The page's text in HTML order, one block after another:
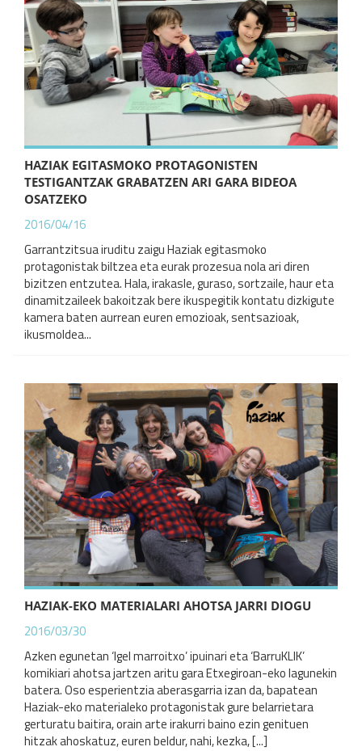
HAZIAK EGITASMOKO PROTAGONISTEN
TESTIGANTZAK GRABATZEN ARI GARA BIDEOA
OSATZEKO
2016/04/16
Garrantzitsua iruditu zaigu Haziak egitasmoko
protagonistak biltzea eta eurak prozesua nola ari diren
bizitzen entzutea. Hala, irakasle, guraso, sortzaile, haur eta
dinamitzaileek bakoitzak bere ikuspegitik kontatu dizkigute
kamera baten aurrean euren emozioak, sentsazioak,
ikusmoldea...
HAZIAK-EKO MATERIALARI AHOTSA JARRI DIOGU
2016/03/30
Azken egunetan ‘Igel marroitxo’ ipuinari eta ‘BarruKLIK’
komikiari ahotsa jartzen aritu gara Etxegiroan-eko lagunekin
batera. Oso esperientzia aberasgarria izan da, bapatean
Haziak-eko materialeko protagonistak gure belarrietara
gerturatu baitira, orain arte irakurri baino ezin genituen
hitzak ahoskatuz, euren beldur, nahi, kezka, [...]